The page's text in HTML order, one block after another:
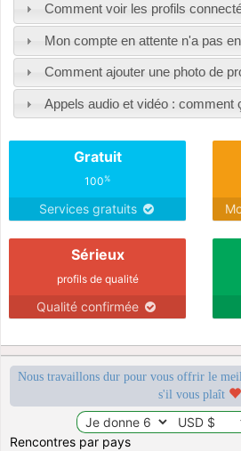
Comment voir les profils
Mon compte en attente n'a pas
Comment ajouter une photo de
Appels audio et vidéo : comment
Gratuit
100%
Services gratuits
Sérieux
profils de qualité
Qualité confirmée
Nous travaillons dur pour vous offrir le
s'il vous plaît
Rencontres par pays